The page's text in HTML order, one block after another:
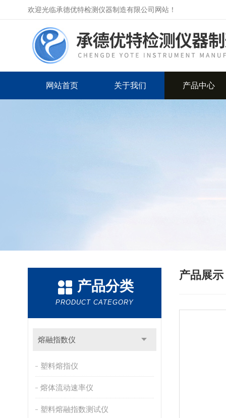
欢迎光临承德优特检测仪器制造有限公司网站！
网站首页 关于我们 产品中心
产品分类
PRODUCT CATEGORY
熔融指数仪
塑料熔指仪
熔体流动速率仪
塑料熔融指数测试仪
产品展示